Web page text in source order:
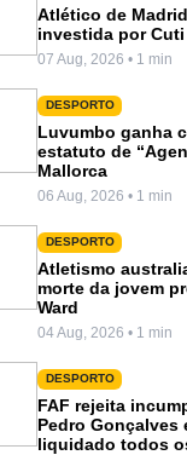
Atlético de
investida por Cuti
07 Aug, 2026 • 1 min
DESPORTO
Luvumbo ganha
estatuto de
Mallorca
06 Aug, 2026 • 1 min
DESPORTO
Atletismo
morte da jovem
Ward
04 Aug, 2026 • 1 min
DESPORTO
FAF rejeita
Pedro Gonçalves
liquidado todos